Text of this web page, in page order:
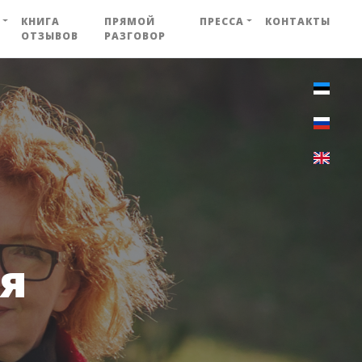
КНИГА
ОТЗЫВОВ
ПРЯМОЙ
РАЗГОВОР
ПРЕССА КОНТАКТЫ